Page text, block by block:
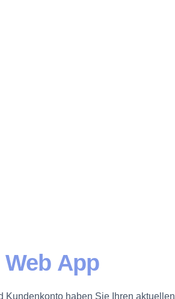
Web App
Kundenkonto haben Sie Ihren aktuellen